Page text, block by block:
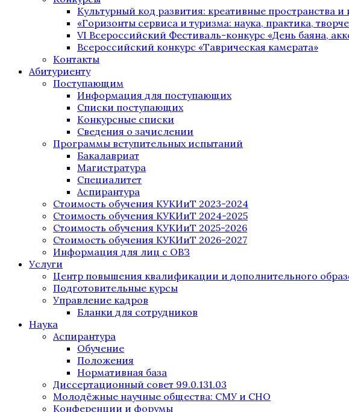
Культурный код развития: креативные пространства
«Горизонты сервиса и туризма: наука, практика,
VI Всероссийский Фестиваль-конкурс «День баяна,
Всероссийский конкурс «Таврическая камерата»
Контакты
Абитуриенту
Поступающим
Информация для поступающих
Списки поступающих
Конкурсные списки
Сведения о зачислении
Программы вступительных испытаний
Бакалавриат
Магистратура
Специалитет
Аспирантура
Стоимость обучения КУКИиТ 2023-2024
Стоимость обучения КУКИиТ 2024-2025
Стоимость обучения КУКИиТ 2025-2026
Стоимость обучения КУКИиТ 2026-2027
Информация для лиц с ОВЗ
Услуги
Центр повышения квалификации и дополнительного
Подготовительные курсы
Управление кадров
Бланки для сотрудников
Наука
Аспирантура
Обучение
Положения
Нормативная база
Диссертационный совет 99.0.131.03
Молодёжные научные общества: СМУ и СНО
Конференции и форумы